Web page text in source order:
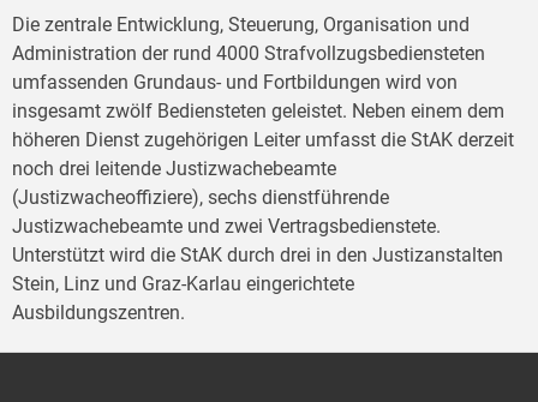
Die zentrale Entwicklung, Steuerung, Organisation und
Administration der rund 4000 Strafvollzugsbediensteten
umfassenden Grundaus- und Fortbildungen wird von
insgesamt zwölf Bediensteten geleistet. Neben einem dem
höheren Dienst zugehörigen Leiter umfasst die StAK derzeit
noch drei leitende Justizwachebeamte
(Justizwacheoffiziere), sechs dienstführende
Justizwachebeamte und zwei Vertragsbedienstete.
Unterstützt wird die StAK durch drei in den Justizanstalten
Stein, Linz und Graz-Karlau eingerichtete
Ausbildungszentren.